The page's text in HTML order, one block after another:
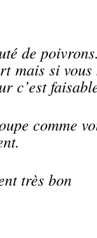
de
mais si vous
c’est
comme
très bon